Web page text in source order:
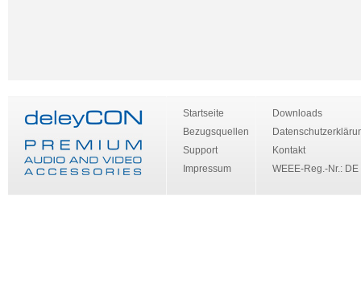
Startseite
Bezugsquellen
Support
Impressum
Downloads
Kontakt
WEEE-Reg.-Nr.: